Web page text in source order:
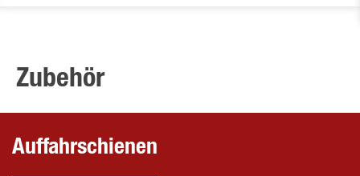
Zubehör
Auffahrschienen